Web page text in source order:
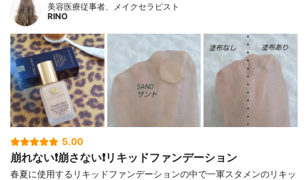
美容医療従事者、メイクセラピスト
RINO
5.00
崩れない❗️崩さない❗️リキッドファンデーション
春夏に使用するリキッドファンデーションの中で一軍スタメンのリキッ